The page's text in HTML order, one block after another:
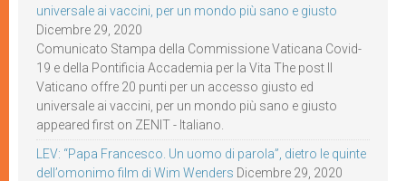
universale ai vaccini, per un mondo più sano e giusto
Dicembre 29, 2020
Comunicato Stampa della Commissione Vaticana Covid-
19 e della Pontificia Accademia per la Vita The post Il
Vaticano offre 20 punti per un accesso giusto ed
universale ai vaccini, per un mondo più sano e giusto
appeared first on ZENIT - Italiano.
LEV: “Papa Francesco. Un uomo di parola”, dietro le quinte
dell’omonimo film di Wim Wenders Dicembre 29, 2020